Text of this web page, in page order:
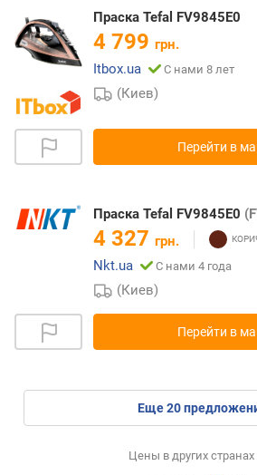
Праска Tefal FV9845E0
4 799 грн.
Itbox.ua
С нами 8 лет
(Киев)
Перейти в
Праска Tefal FV9845E0
4 327 грн.
Nkt.ua
С нами 4 года
(Киев)
Перейти в
eще20
Цены в других странах